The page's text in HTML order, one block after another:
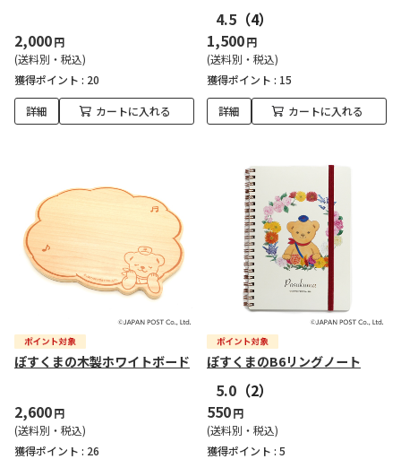
2,000円
(送料別・税込)
獲得ポイント : 20
詳細 カートに入れる
4.5 （4）
1,500円
(送料別・税込)
獲得ポイント : 15
詳細 カートに入れる
ぽすくまの木製ホワイトボード
2,600円
(送料別・税込)
獲得ポイント : 26
ぽすくまのB6リングノート
5.0 （2）
550円
(送料別・税込)
獲得ポイント : 5